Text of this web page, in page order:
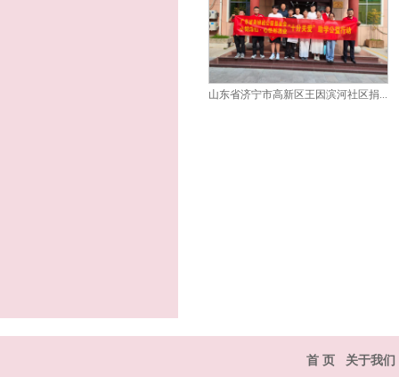
山东省济宁市高新区王因滨河社区捐...
首 页
关于我们